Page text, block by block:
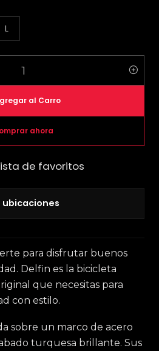
L
al Carro
ahora
de favoritos
ubicaciones
para disfrutar buenos
Delfin es la bicicleta
que necesitas para
con estilo.
sobre un marco de acero
turquesa brillante. Sus